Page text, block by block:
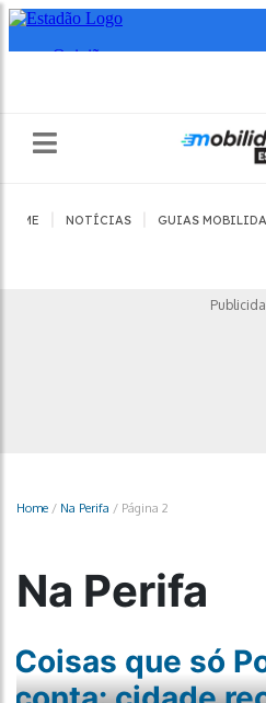
HOME NOTÍCIAS GUIAS
Home / Na Perifa / Página 2
Na Perifa
Coisas que só